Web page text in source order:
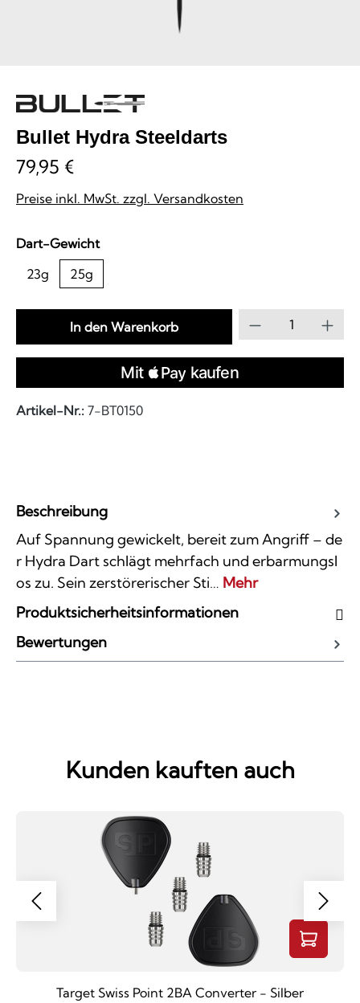
Bullet Hydra Steeldarts
79,95 €
Preise inkl. MwSt. zzgl. Versandkosten
Dart-Gewichtauswählen
23g
25g
Produkt
In den Warenkorb
Artikel-Nr.: 7-BT0150
Beschreibung
Auf Spannung gewickelt, bereit zum Angriff – de
r Hydra Dart schlägt mehrfach und erbarmungsl
os zu. Sein zerstörerischer Sti… Mehr
Produktsicherheitsinformationen
Bewertungen
Kunden kauften auch
Target Swiss Point 2BA Converter - Silber